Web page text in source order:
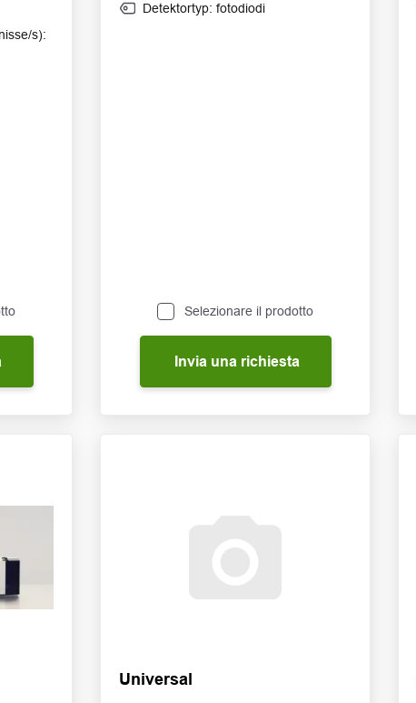
s):
Detektortyp: fotodiodi
Selezionare il prodotto
Invia una richiesta
Universal